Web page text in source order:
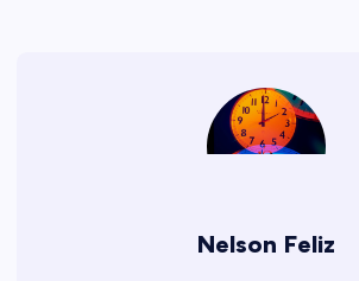
Nelson Feliz